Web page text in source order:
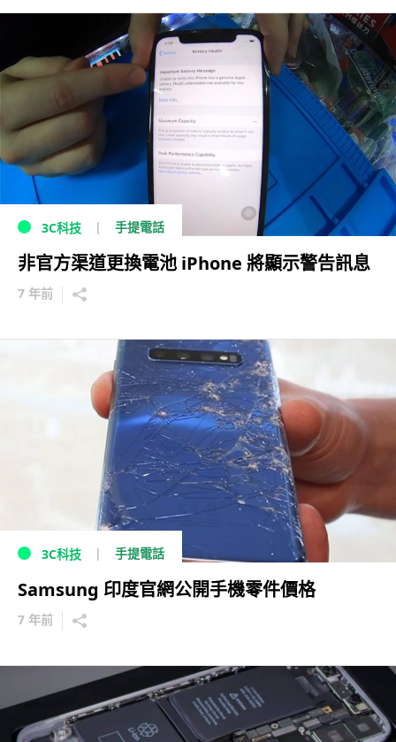
3C科技 手提電話
非官方渠道更換電池 iPhone 將顯示警告訊息
7 年前
3C科技 手提電話
Samsung 印度官網公開手機零件價格
7 年前